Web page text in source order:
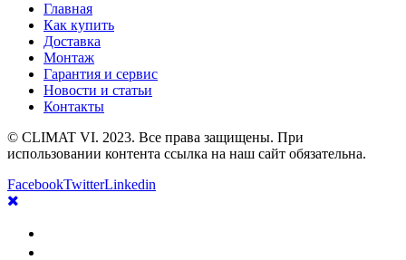
Главная
Как купить
Доставка
Монтаж
Гарантия и сервис
Новости и статьи
Контакты
© CLIMAT VI. 2023. Все права защищены. При
использовании контента ссылка на наш сайт обязательна.
FacebookTwitterLinkedin